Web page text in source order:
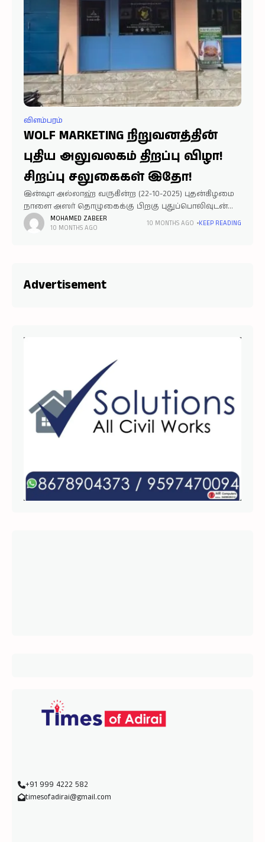
விளம்பரம்
WOLF MARKETING நிறுவனத்தின்
புதிய அலுவலகம் திறப்பு விழா!
சிறப்பு சலுகைகள் இதோ!
இன்ஷா அல்லாஹ் வருகின்ற (22-10-2025) புதன்கிழமை
நாளை அஸர் தொழுகைக்கு பிறகு புதுப்பொலிவுடன்
WOLF MARKETING AND APPARELS நிறுவனம் இடமாற்றம்
செய்யப்பட்டு திறக்கப்பட உள்ளன என்பதை
MOHAMED ZABEER
10 MONTHS AGO
10 MONTHS AGO KEEP READING
Advertisement
+91 999 4222 582
timesofadirai@gmail.com